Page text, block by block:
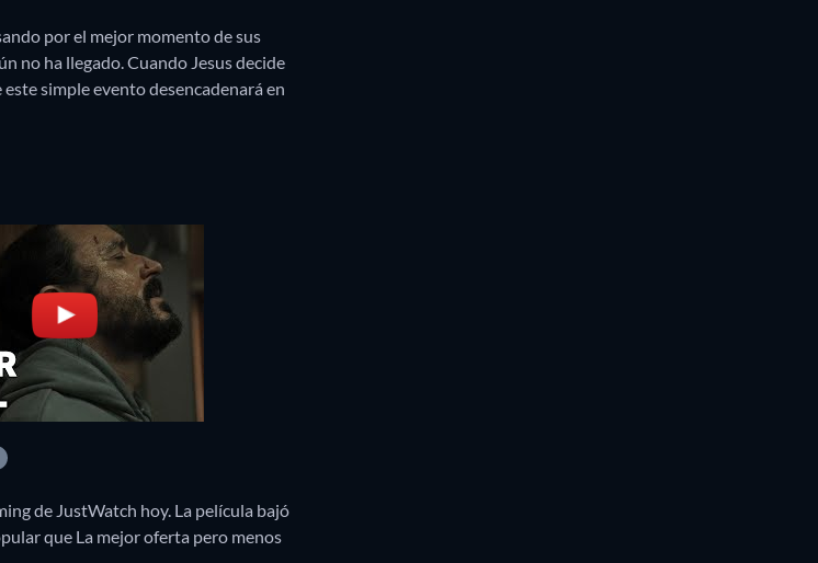
por el mejor momento de sus
no ha llegado. Cuando Jesus decide
simple evento desencadenará en
de JustWatch hoy. La película bajó
que La mejor oferta pero menos